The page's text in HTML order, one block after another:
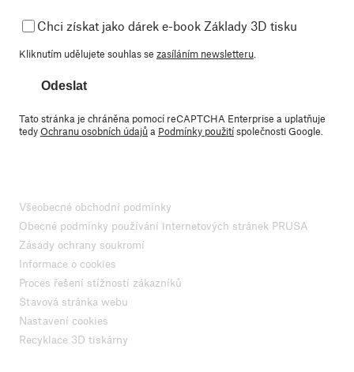
Chci získat jako dárek e-book Základy 3D tisku
Kliknutím udělujete souhlas se zasíláním newsletteru
Odeslat
Tato stránka je chráněna pomocí reCAPTCHA Enterprise a uplatňuje
tedyOchranu osobních údajůa Podmínky použitíspolečnosti Google.
Všeobecné obchodní podmínky
Obecné podmínky používání internetových stránek PRUSA
Zásady ochrany soukromí
Informace o cookies
Proces řešení stížností zákazníků
Stavová stránka webu
Nastavení cookies
Recyklace 3D tiskárny